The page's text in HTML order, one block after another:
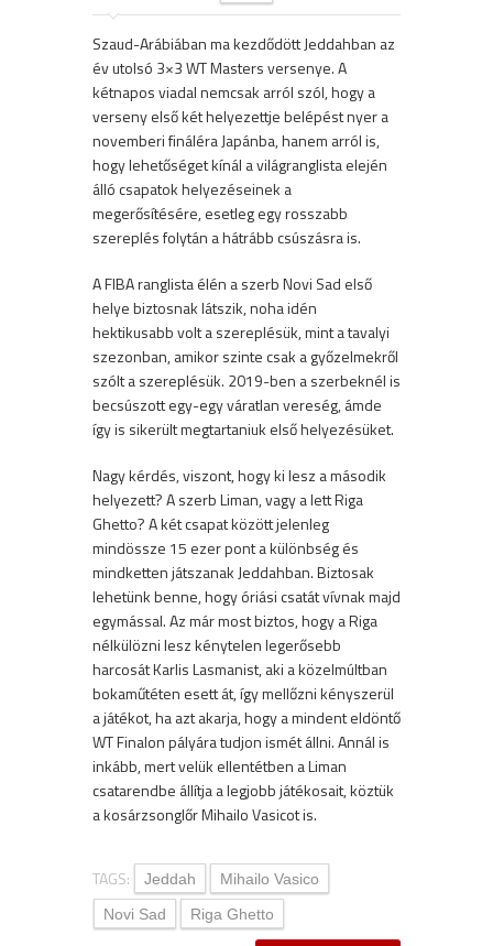
Szaud-Arábiában ma kezdődött Jeddahban az
év utolsó 3×3 WT Masters versenye. A
kétnapos viadal nemcsak arról szól, hogy a
verseny első két helyezettje belépést nyer a
novemberi fináléra Japánba, hanem arról is,
hogy lehetőséget kínál a világranglista elején
álló csapatok helyezéseinek a
megerősítésére, esetleg egy rosszabb
szereplés folytán a hátrább csúszásra is.
A FIBA ranglista élén a szerb Novi Sad első
helye biztosnak látszik, noha idén
hektikusabb volt a szereplésük, mint a tavalyi
szezonban, amikor szinte csak a győzelmekről
szólt a szereplésük. 2019-ben a szerbeknél is
becsúszott egy-egy váratlan vereség, ámde
így is sikerült megtartaniuk első helyezésüket.
Nagy kérdés, viszont, hogy ki lesz a második
helyezett? A szerb Liman, vagy a lett Riga
Ghetto? A két csapat között jelenleg
mindössze 15 ezer pont a különbség és
mindketten játszanak Jeddahban. Biztosak
lehetünk benne, hogy óriási csatát vívnak majd
egymással. Az már most biztos, hogy a Riga
nélkülözni lesz kénytelen legerősebb
harcosát Karlis Lasmanist, aki a közelmúltban
bokaműtéten esett át, így mellőzni kényszerül
a játékot, ha azt akarja, hogy a mindent eldöntő
WT Finalon pályára tudjon ismét állni. Annál is
inkább, mert velük ellentétben a Liman
csatarendbe állítja a legjobb játékosait, köztük
a kosárzsonglőr Mihailo Vasicot is.
TAGS: Jeddah
Mihailo Vasico
Novi Sad
Riga Ghetto